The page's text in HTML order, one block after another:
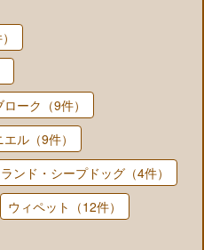
ーク（9件）
ル（9件）
ンド・シープドッグ（4件）
ウィペット（12件）